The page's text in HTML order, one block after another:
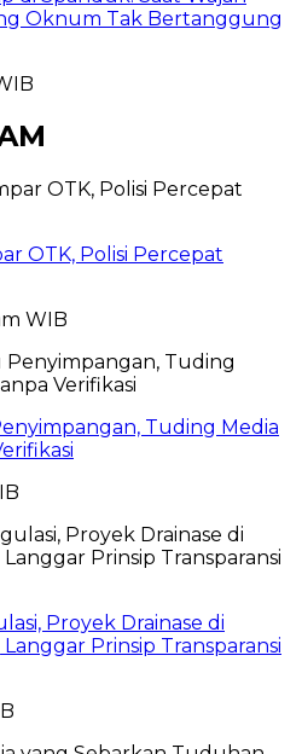
Oknum Tak Bertanggung
OTK, Polisi Percepat
WIB
Tuding Media
Proyek Drainase di
Prinsip Transparansi